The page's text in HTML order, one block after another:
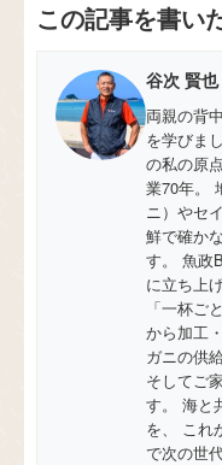
この記事を書い
谷次 賢
両親の背
を学びま
の私の原
業70年。
ニ）やセ
鮮で確か
す。 魚政
に立ち上
「一杯ご
から加工
ガニの供
そしてご
す。 海と
を、 これ
で次の世